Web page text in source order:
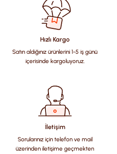
konularda yetersiz gördüğünüz
kullanarak tarafımıza iletebilirsiniz.
Görüş ve önerileriniz için teşekkür
Ürün resmi kalitesiz, bozuk
Ürün açıklamasında eksik
Ürün bilgilerinde hatalar
Ürün fiyatı diğer sitelerden daha
Bu ürüne benzer farklı
Hızlı Kargo
Satın aldığınız ürünlerini 1-5 iş günü
içerisinde kargoluyoruz.
İletişim
Sorularınız için telefon ve mail
üzerinden iletişime geçmekten